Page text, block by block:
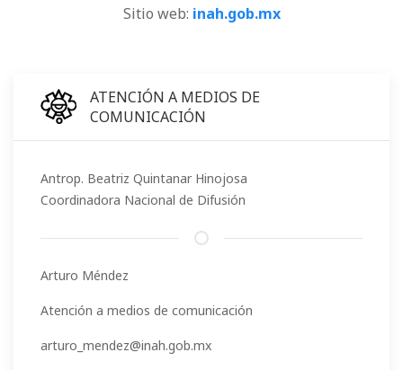
Sitio web: inah.gob.mx
ATENCIÓN A MEDIOS DE
COMUNICACIÓN
Antrop. Beatriz Quintanar Hinojosa
Coordinadora Nacional de Difusión
Arturo Méndez
Atención a medios de comunicación
arturo_mendez@inah.gob.mx